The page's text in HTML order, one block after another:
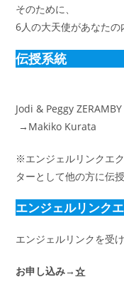
そのために、
6人の大天使があなたの
伝授系統
Jodi & Peggy
→Makiko Kurata
※エンジェルリンクエ
ターとして他の方に伝
エンジェルリンク
エンジェルリンクを受
お申し込み→☆